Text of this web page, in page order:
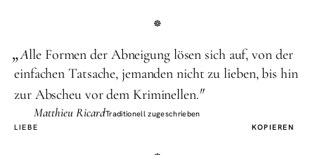
„Alle Formen der Abneigung lösen sich auf, von der
einfachen Tatsache, jemanden nicht zu lieben, bis hin
zur Abscheu vor dem Kriminellen."
Matthieu RicardTraditionell zugeschrieben
LIEBE
KOPIEREN